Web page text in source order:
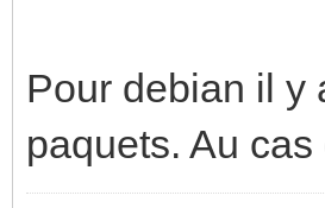
Pour debian il y
paquets. Au